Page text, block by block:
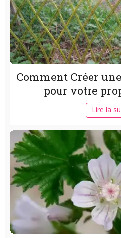
Comment Créer
pour votre
Lire la